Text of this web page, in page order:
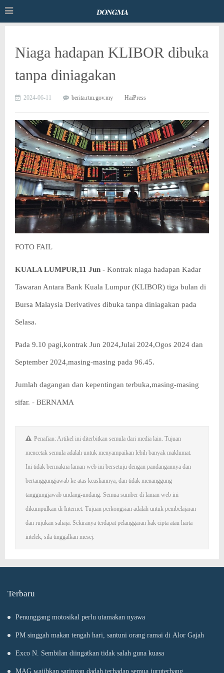
Niaga hadapan KLIBOR dibuka
tanpa diniagakan
2024-06-11 berita.rtm.gov.my HaiPress
FOTO FAIL
KUALA LUMPUR,11 Jun - Kontrak niaga hadapan Kadar
Tawaran Antara Bank Kuala Lumpur (KLIBOR) tiga bulan di
Bursa Malaysia Derivatives dibuka tanpa diniagakan pada
Selasa.
Pada 9.10 pagi,kontrak Jun 2024,Julai 2024,Ogos 2024 dan
September 2024,masing-masing pada 96.45.
Jumlah dagangan dan kepentingan terbuka,masing-masing
sifar. - BERNAMA
Penafian: Artikel ini diterbitkan semula dari media lain. Tujuan
mencetak semula adalah untuk menyampaikan lebih banyak maklumat.
Ini tidak bermakna laman web ini bersetuju dengan pandangannya dan
bertanggungjawab ke atas keasliannya, dan tidak menanggung
tanggungjawab undang-undang. Semua sumber di laman web ini
dikumpulkan di Internet. Tujuan perkongsian adalah untuk pembelajaran
dan rujukan sahaja. Sekiranya terdapat pelanggaran hak cipta atau harta
intelek, sila tinggalkan mesej.
Terbaru
Penunggang motosikal perlu utamakan nyawa
PM singgah makan tengah hari, santuni orang ramai di Alor Gajah
Exco N. Sembilan diingatkan tidak salah guna kuasa
MAG wajibkan saringan dadah terhadap semua juruterbang